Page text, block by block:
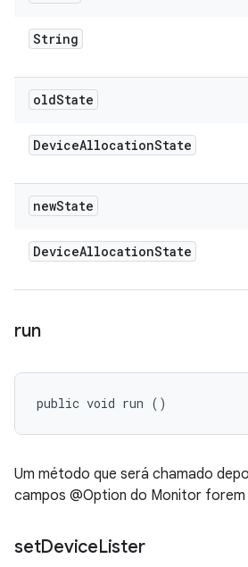
String
oldState
DeviceAllocationState
newState
DeviceAllocationState
run
public void run ()
Um método que será chamado
campos @Option do Monitor forem
setDeviceLister